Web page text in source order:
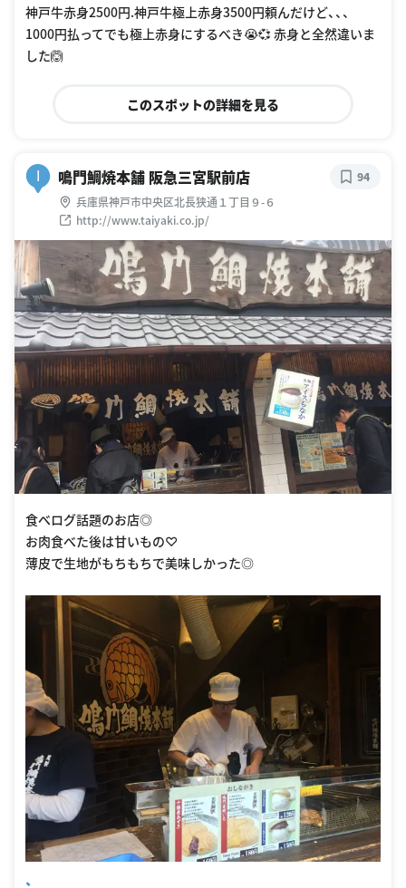
神戸牛赤身2500円.神戸牛極上赤身3500円頼んだけど、、、
1000円払ってでも極上赤身にするべき😭💞 赤身と全然違いま
した🙆
このスポットの詳細を見る
I 鳴門鯛焼本舗 阪急三宮駅前店
兵庫県神戸市中央区北長狭通１丁目９-６
http://www.taiyaki.co.jp/
94
食べログ話題のお店◎
お肉食べた後は甘いもの♡
薄皮で生地がもちもちで美味しかった◎
、